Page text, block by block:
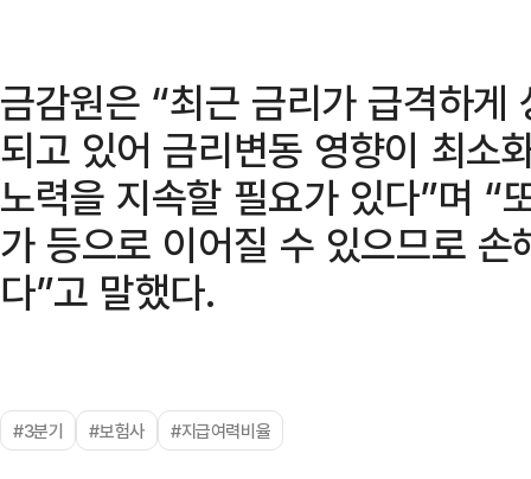
금감원은 “최근 금리가 급격하
되고 있어 금리변동 영향이 최소
노력을 지속할 필요가 있다”며 “
가 등으로 이어질 수 있으므로
다”고 말했다.
#3분기 #보험사 #지급여력비율